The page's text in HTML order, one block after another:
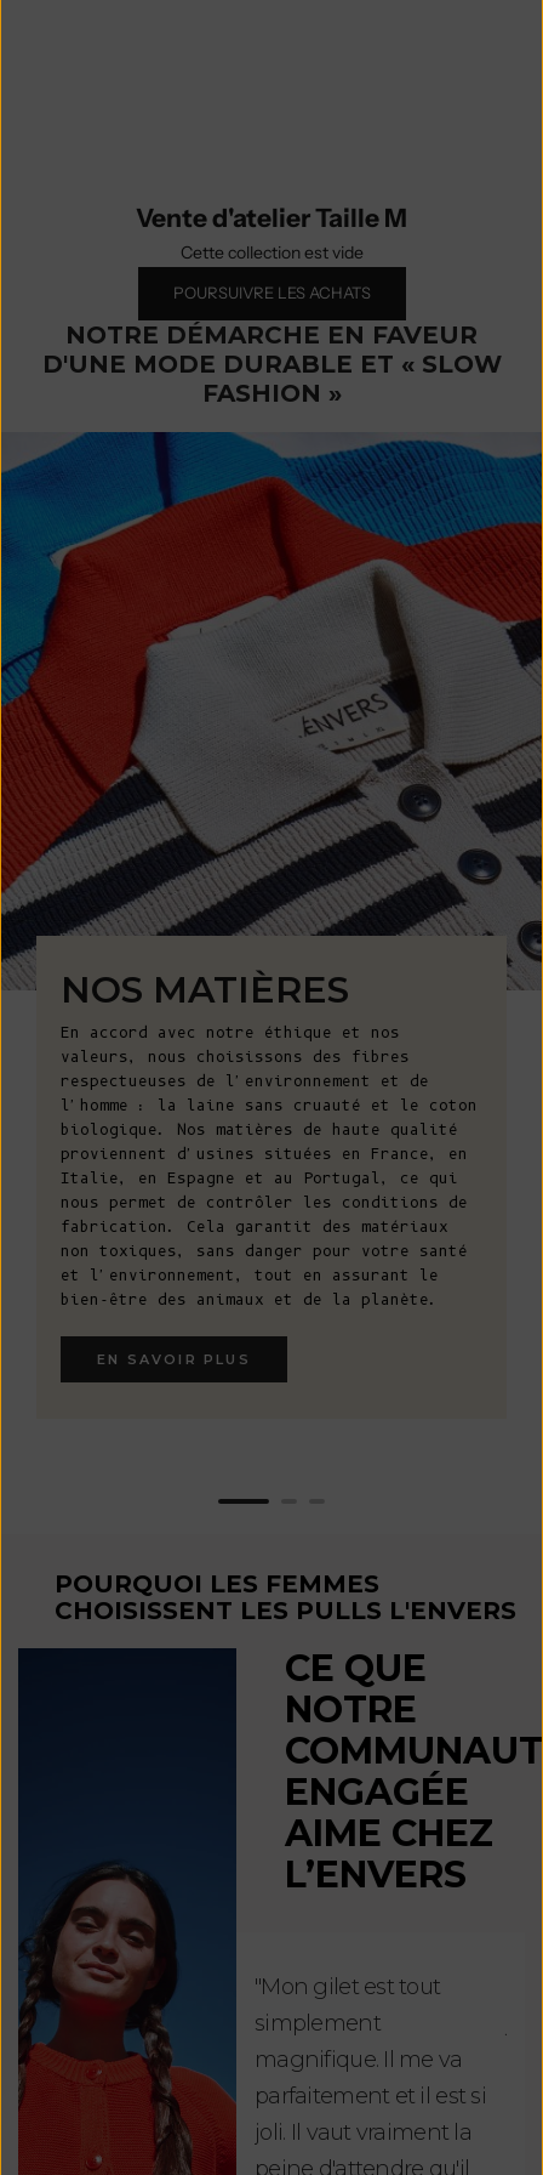
Vente d'atelier Taille M
Cette collection est vide
POURSUIVRE LES ACHATS
NOTRE DÉMARCHE EN FAVEUR
D'UNE MODE DURABLE ET « SLOW
FASHION »
NOS MATIÈRES
En accord avec notre éthique et nos
valeurs, nous choisissons des fibres
respectueuses de l'environnement et de
l'homme : la laine sans cruauté et le coton
biologique. Nos matières de haute qualité
proviennent d'usines situées en France, en
Italie, en Espagne et au Portugal, ce qui
nous permet de contrôler les conditions de
fabrication. Cela garantit des matériaux
non toxiques, sans danger pour votre santé
et l'environnement, tout en assurant le
bien-être des animaux et de la planète.
EN SAVOIR PLUS
POURQUOI LES FEMMES
CHOISISSENT LES PULLS L'ENVERS
CE QUE
NOTRE
ENGAGÉE
AIME CHEZ
L’ENVERS
"Mon gilet est tout
simplement
magnifique. Il me va
parfaitement et il est si
joli. Il vaut vraiment la
peine d'attendre qu'il